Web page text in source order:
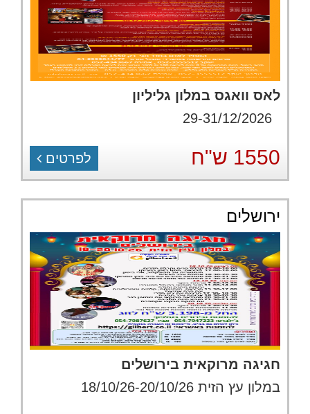
לאס וואגס במלון גליליון
1550 ש"ח לפרטים
ירושלים
חגיגה מרוקאית בירושלים
במלון עץ הזית 18/10/26-20/10/26